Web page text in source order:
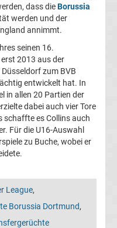
dass dieBorussia
werden und der
annimmt.
seinen 16.
2013 aus der
zum BVB
entwickelt hat. In
in allen 20 Partien der
dabei auch vier Tore
schaffte es Collins auch
Für die U16-Auswahl
zu Buche, wobei er
League,
Borussia Dortmund,